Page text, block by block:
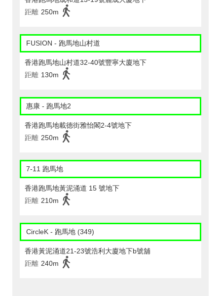
距離 250m
FUSION - 跑馬地山村道
香港跑馬地山村道32-40號豐寧大廈地下
距離 130m
惠康 - 跑馬地2
香港跑馬地載德街雅怡閣2-4號地下
距離 250m
7-11 跑馬地
香港跑馬地黃泥涌道 15 號地下
距離 210m
CircleK - 跑馬地 (349)
香港黃泥涌道21-23號浩利大廈地下b號舖
距離 240m